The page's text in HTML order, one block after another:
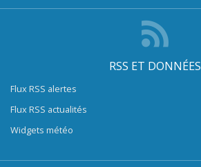
RSS ET DONNÉES
Flux RSS alertes
Flux RSS actualités
Widgets météo